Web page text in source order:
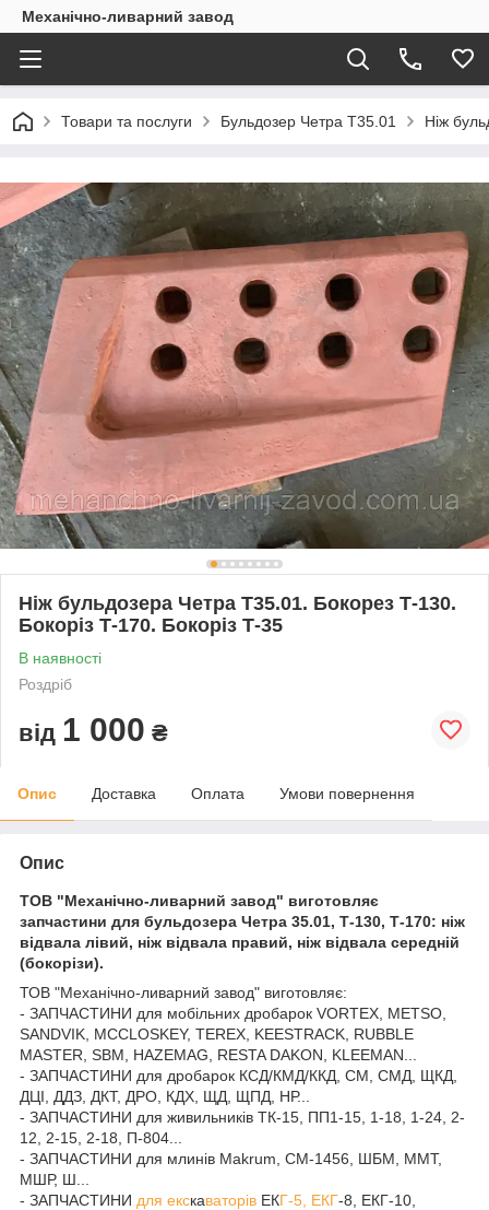
Механічно-ливарний завод
Товари та послуги Бульдозер Четра Т35.01 Ніж
Ніж бульдозера Четра Т35.01. Бокорез Т-130.
Бокоріз Т-170. Бокоріз Т-35
В наявності
Роздріб
від 1 000 ₴
Опис Доставка Оплата Умови повернення
Опис
ТОВ "Механічно-ливарний завод" виготовляє
запчастини для бульдозера Четра 35.01, Т-130, Т-170: ніж
відвала лівий, ніж відвала правий, ніж відвала середній
(бокорізи).
ТОВ "Механічно-ливарний завод" виготовляє:
- ЗАПЧАСТИНИ для мобільних дробарок VORTEX, METSO,
SANDVIK, MCCLOSKEY, TEREX, KEESTRACK, RUBBLE
MASTER, SBM, HAZEMAG, RESTA DAKON, KLEEMAN...
- ЗАПЧАСТИНИ для дробарок КСД/КМД/ККД, СМ, СМД, ЩКД,
ДЦІ, ДДЗ, ДКТ, ДРО, КДХ, ЩД, ЩПД, НР...
- ЗАПЧАСТИНИ для живильників ТК-15, ПП1-15, 1-18, 1-24, 2-
12, 2-15, 2-18, П-804...
- ЗАПЧАСТИНИ для млинів Makrum, СМ-1456, ШБМ, ММТ,
МШР, Ш...
- ЗАПЧАСТИНИ для екскаваторів ЕКГ-5, ЕКГ-8, ЕКГ-10,